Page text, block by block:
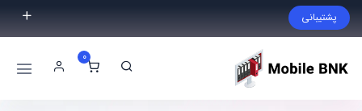
پشتیبانی
فایل مورد نظر خود را پیدا نکردید؟ با ما تماس بگیرید.
09999868721
0